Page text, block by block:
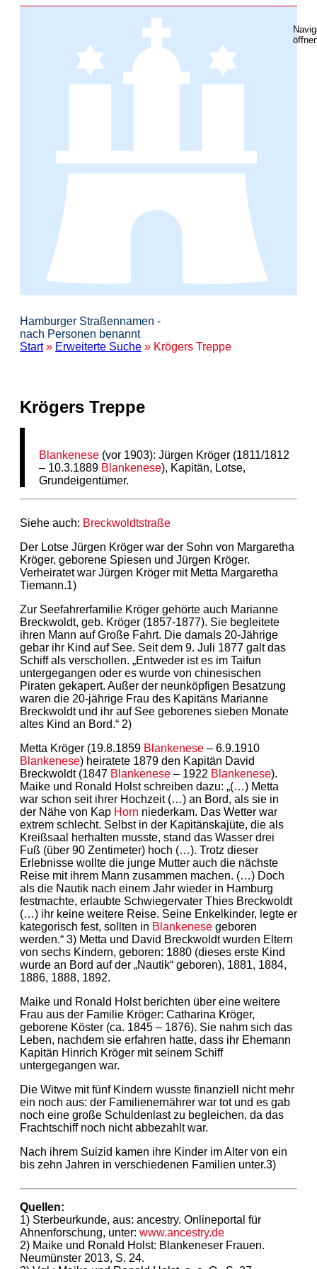
Hamburger Straßennamen -
nach Personen benannt
Start» Erweiterte Suche » Krögers Treppe
Krögers Treppe
Blankenese (vor 1903): Jürgen Kröger (1811/1812
– 10.3.1889 Blankenese), Kapitän, Lotse,
Grundeigentümer.
Siehe auch: Breckwoldtstraße
Der Lotse Jürgen Kröger war der Sohn von Margaretha
Kröger, geborene Spiesen und Jürgen Kröger.
Verheiratet war Jürgen Kröger mit Metta Margaretha
Tiemann.1)
Zur Seefahrerfamilie Kröger gehörte auch Marianne
Breckwoldt, geb. Kröger (1857-1877). Sie begleitete
ihren Mann auf Große Fahrt. Die damals 20-Jährige
gebar ihr Kind auf See. Seit dem 9. Juli 1877 galt das
Schiff als verschollen. „Entweder ist es im Taifun
untergegangen oder es wurde von chinesischen
Piraten gekapert. Außer der neunköpfigen Besatzung
waren die 20-jährige Frau des Kapitäns Marianne
Breckwoldt und ihr auf See geborenes sieben Monate
altes Kind an Bord.“ 2)
Metta Kröger (19.8.1859 Blankenese – 6.9.1910
Blankenese) heiratete 1879 den Kapitän David
Breckwoldt (1847 Blankenese – 1922 Blankenese).
Maike und Ronald Holst schreiben dazu: „(…) Metta
war schon seit ihrer Hochzeit (…) an Bord, als sie in
der Nähe von Kap Horn niederkam. Das Wetter war
extrem schlecht. Selbst in der Kapitänskajüte, die als
Kreißsaal herhalten musste, stand das Wasser drei
Fuß (über 90 Zentimeter) hoch (…). Trotz dieser
Erlebnisse wollte die junge Mutter auch die nächste
Reise mit ihrem Mann zusammen machen. (…) Doch
als die Nautik nach einem Jahr wieder in Hamburg
festmachte, erlaubte Schwiegervater Thies Breckwoldt
(…) ihr keine weitere Reise. Seine Enkelkinder, legte er
kategorisch fest, sollten in Blankenese geboren
werden.“ 3) Metta und David Breckwoldt wurden Eltern
von sechs Kindern, geboren: 1880 (dieses erste Kind
wurde an Bord auf der „Nautik“ geboren), 1881, 1884,
1886, 1888, 1892.
Maike und Ronald Holst berichten über eine weitere
Frau aus der Familie Kröger: Catharina Kröger,
geborene Köster (ca. 1845 – 1876). Sie nahm sich das
Leben, nachdem sie erfahren hatte, dass ihr Ehemann
Kapitän Hinrich Kröger mit seinem Schiff
untergegangen war.
Die Witwe mit fünf Kindern wusste finanziell nicht mehr
ein noch aus: der Familienernährer war tot und es gab
noch eine große Schuldenlast zu begleichen, da das
Frachtschiff noch nicht abbezahlt war.
Nach ihrem Suizid kamen ihre Kinder im Alter von ein
bis zehn Jahren in verschiedenen Familien unter.3)
Quellen:
1) Sterbeurkunde, aus: ancestry. Onlineportal für
Ahnenforschung, unter: www.ancestry.de
2) Maike und Ronald Holst: Blankeneser Frauen.
Neumünster 2013, S. 24.